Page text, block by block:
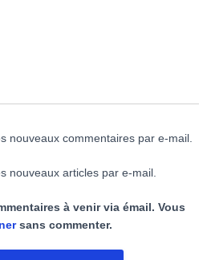
nouveaux commentaires par e-mail.
nouveaux articles par e-mail.
à venir via émail. Vous
sans commenter.